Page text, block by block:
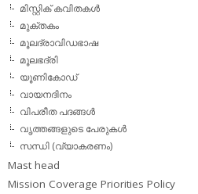
മിസ്റ്റിക് കവിതകള്‍
മുക്തകം
മൂലദ്രാവിഡഭാഷ
മൂലഭദ്രി
യൂണികോഡ്
വായനദിനം
വിപരീത പദങ്ങള്‍
വൃത്തങ്ങളുടെ പേരുകള്‍
സന്ധി (വ്യാകരണം)
Mast head
Mission Coverage Priorities Policy